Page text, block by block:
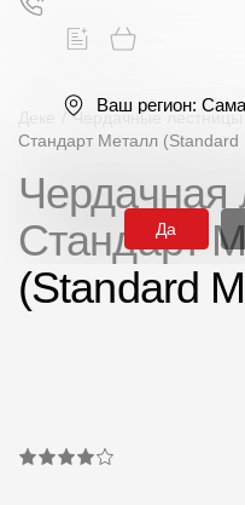
Поиск
Сайдинг
Чердачные лестницы
Стандарт Металл (Standard
Чердачная
Стандарт
(Standard
Ваш регион:
Да